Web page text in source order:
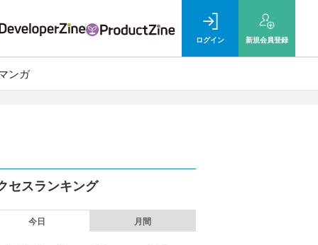
ログイン 新規会員登録
ンガ
セスランキング
今日 月間